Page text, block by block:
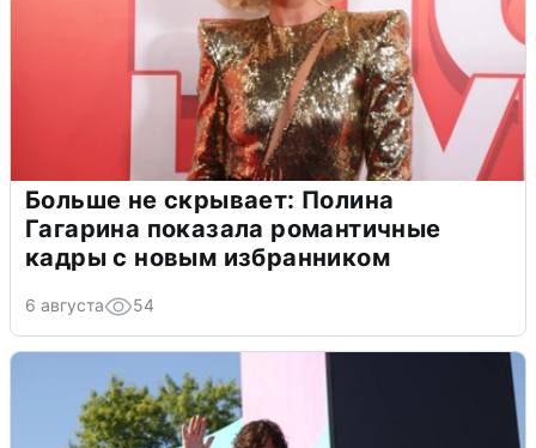
Больше не скрывает: Полина
Гагарина показала романтичные
кадры с новым избранником
6 августа 54